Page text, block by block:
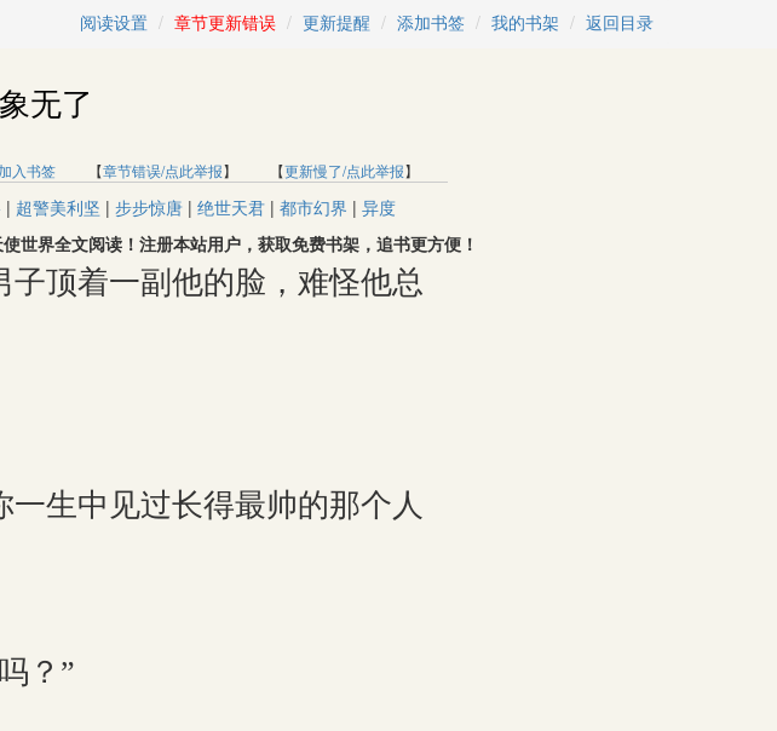
阅读设置 章节更新错误 更新提醒 添加书签 我的书架 返回目录
无了
入书签 【章节错误/点此举报】 【更新慢了/点此举报】
| 超警美利坚 | 步步惊唐 | 绝世天君 | 都市幻界 | 异度
界全文阅读！注册本站用户，获取免费书架，追书更方便！
顶着一副他的脸，难怪他总
生中见过长得最帅的那个人
？”